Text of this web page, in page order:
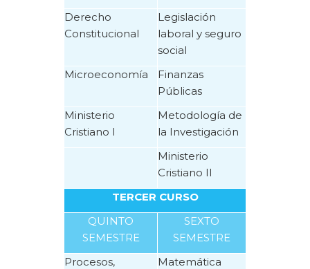
Derecho
Constitucional
Legislación
laboral y seguro
social
Microeconomía
Finanzas
Públicas
Ministerio
Cristiano I
Metodología de
la Investigación
Ministerio
Cristiano II
TERCER CURSO
QUINTO
SEMESTRE
SEXTO
SEMESTRE
Procesos,
Matemática